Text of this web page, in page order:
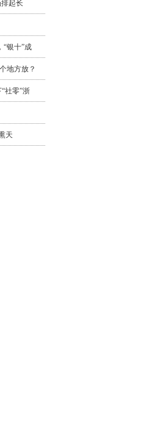
起长
“银十”成
地方放？
社零”浙
天